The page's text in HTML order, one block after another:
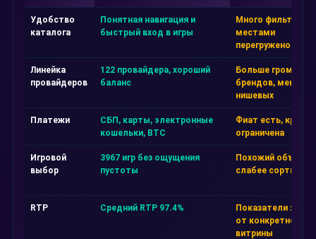
Удобство
каталога
Понятная навигация и
быстрый вход в игры
Много фильтров,
местами
перегружено
Линейка
провайдеров
122 провайдера, хороший
баланс
Больше громких
брендов, меньше
нишевых
Платежи
СБП, карты, электронные
кошельки, BTC
Фиат есть, крипта
ограничена
Игровой
выбор
3967 игр без ощущения
пустоты
Похожий объём,
слабее
RTP Средний RTP 97.4%
Показатели
от конкретной
витрины